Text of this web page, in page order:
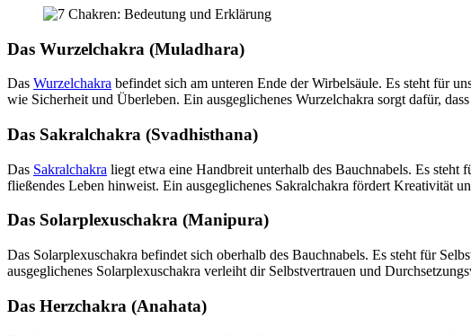
Das Wurzelchakra (Muladhara)
Das Wurzelchakra befindet sich am unteren Ende der Wirbelsäule. Es steht für
wie Sicherheit und Überleben. Ein ausgeglichenes Wurzelchakra sorgt dafür,
Das Sakralchakra (Svadhisthana)
Das Sakralchakra liegt etwa eine Handbreit unterhalb des Bauchnabels. Es steht
fließendes Leben hinweist. Ein ausgeglichenes Sakralchakra fördert Kreativität
Das Solarplexuschakra (Manipura)
Das Solarplexuschakra befindet sich oberhalb des Bauchnabels. Es steht für
ausgeglichenes Solarplexuschakra verleiht dir Selbstvertrauen und
Das Herzchakra (Anahata)